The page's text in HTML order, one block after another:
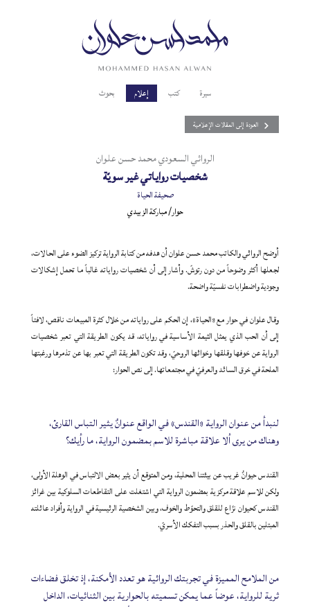
بحوث إعلام كتب سيرة
العودة إلى المقالات الإعلامية
الروائي السعودي محمد حسن علوان
شخصيات رواياتي غير سويّة
صحيفة الحياة
حوار/ مباركة الزبيدي
أوضح الروائي والكاتب محمد حسن علوان أن هدفه من كتابة الرواية تركيز الضوء على الحالات،
لجعلها أكثر وضوحاً من دون رتوشّ. وأشار إلى أن شخصيات رواياته غالباً ما تحمل إشكالات
وجودية واضطرابات نفسيّة واضحة.
وقال علوان في حوار مع «الحياة»، إن الحكم على رواياته من خلال كثرة المبيعات ناقص، لافتاً
إلى أن الحب الذي يمثل الثيمة الأساسية في رواياته، قد يكون الطريقة التي تعبر شخصيات
الرواية عن خوفها وقلقها وخوائها الروحيّ، وقد تكون الطريقة التي تعبر بها عن تذمرها ورغبتها
الملحة في خرق السائد والعرفيّ في مجتمعاتها. إلى نص الحوار:
لنبدأ من عنوان الرواية «القندس» في الواقع عنوانٌ يثير التباس القارئ،
وهناك من يرى ألا علاقة مباشرة للاسم بمضمون الرواية، ما رأيك؟
القندس حيوانٌ غريب عن بيئتنا المحلية، ومن المتوقع أن يثير بعض الالتباس في الوهلة الأولى،
ولكن للاسم علاقة مركزية بمضمون الرواية التي اشتغلت على التقاطعات السلوكية بين غرائز
القندس كحيوان نزّاع للقلق والتحوّط والخوف، وبين الشخصية الرئيسية في الرواية وأفراد عائلته
المبتلين بالقلق والحذر بسبب التفكك الأسريّ.
من الملامح المميزة في تجربتك الروائية هو تعدد الأمكنة، إذ تخلق فضاءات
ثرية للرواية، عوضاً عما يمكن تسميته بالحوارية بين الثنائيات، الداخل